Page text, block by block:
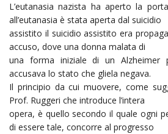
L’eutanasia nazista ha aperto la
all’eutanasia è stata aperta dal suicidio
assistito il suicidio assistito era
accuso, dove una donna malata di
una forma iniziale di un Alzheimer
accusava lo stato che gliela negava.
Il principio da cui muovere, come
Prof. Ruggeri che introduce l’intera
opera, è quello secondo il quale ogni
di essere tale, concorre al progresso